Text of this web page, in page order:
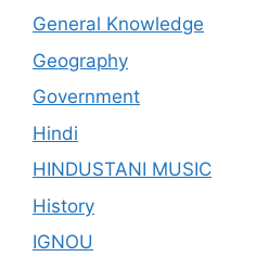
General Knowledge
Geography
Government
Hindi
HINDUSTANI MUSIC
History
IGNOU